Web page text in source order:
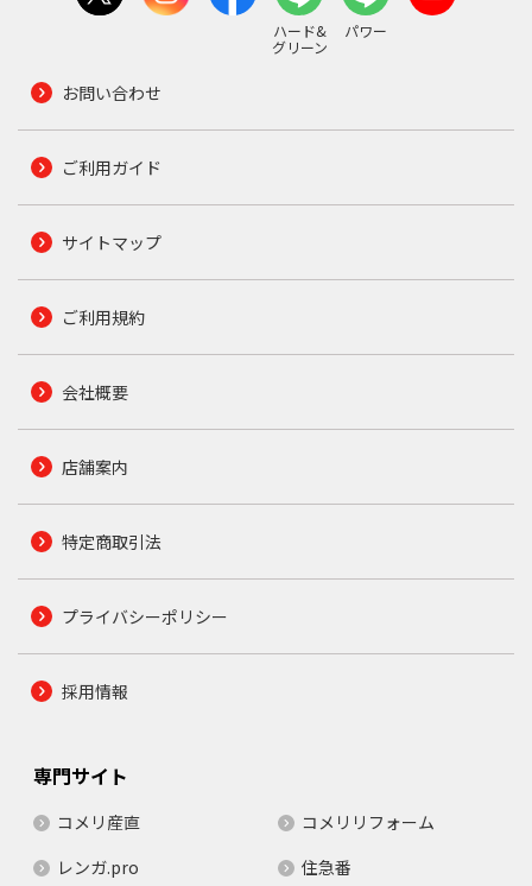
ハード&
グリーン
パワー
お問い合わせ
ご利用ガイド
サイトマップ
ご利用規約
会社概要
店舗案内
特定商取引法
プライバシーポリシー
採用情報
専門サイト
コメリ産直
コメリリフォーム
レンガ.pro
住急番